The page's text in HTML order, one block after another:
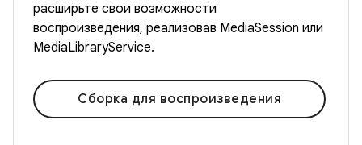
расширьте свои возможности
воспроизведения, реализовав MediaSession или
MediaLibraryService.
Сборка для воспроизведения